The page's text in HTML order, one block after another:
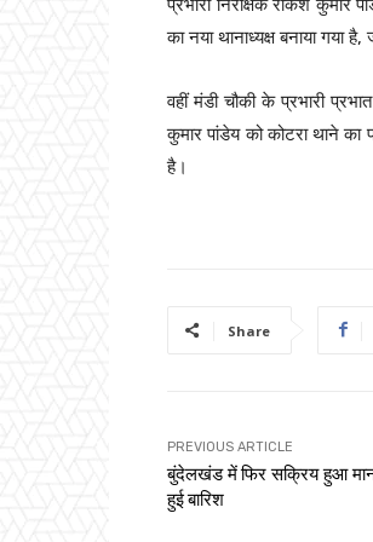
का नया थानाध्यक्ष बनाया गया
वहीं मंडी चौकी के प्रभारी
कुमार पांडेय को कोटरा थाने का
है।
Share
PREVIOUS ARTICLE
बुंदेलखंड में फिर सक्रिय हुआ
हुई बारिश